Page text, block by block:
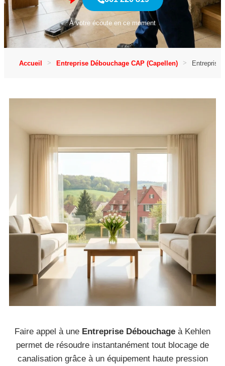
À votre écoute en ce moment
Accueil Entreprise Débouchage CAP (Capellen) Entreprise
Faire appel à une Entreprise Débouchage à Kehlen
permet de résoudre instantanément tout blocage de
canalisation grâce à un équipement haute pression